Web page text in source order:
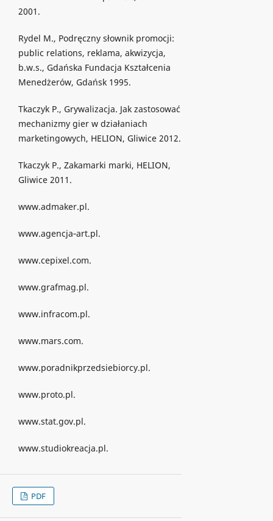
2001.
Rydel M., Podręczny słownik promocji:
public relations, reklama, akwizycja,
b.w.s., Gdańska Fundacja Kształcenia
Menedżerów, Gdańsk 1995.
Tkaczyk P., Grywalizacja. Jak zastosować
mechanizmy gier w działaniach
marketingowych, HELION, Gliwice 2012.
Tkaczyk P., Zakamarki marki, HELION,
Gliwice 2011.
www.admaker.pl.
www.agencja‐art.pl.
www.cepixel.com.
www.grafmag.pl.
www.infracom.pl.
www.mars.com.
www.poradnikprzedsiebiorcy.pl.
www.proto.pl.
www.stat.gov.pl.
www.studiokreacja.pl.
PDF